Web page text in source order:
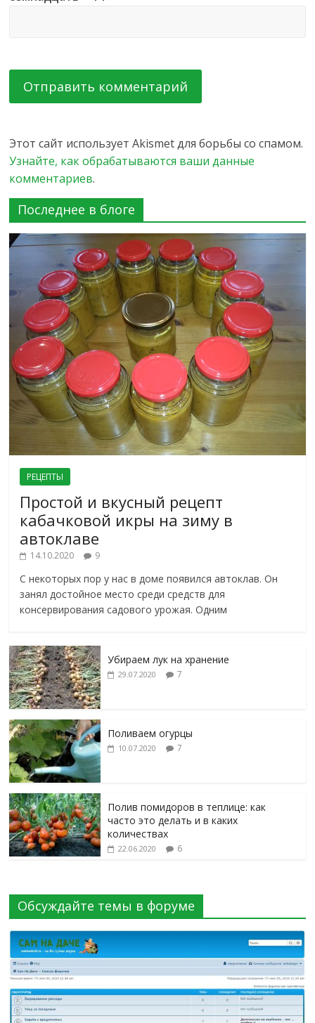
Этот сайт использует Akismet для борьбы со спамом.
Узнайте, как обрабатываются ваши данные
комментариев.
Последнее в блоге
РЕЦЕПТЫ
Простой и вкусный рецепт
кабачковой икры на зиму в
автоклаве
14.10.2020 9
С некоторых пор у нас в доме появился автоклав. Он
занял достойное место среди средств для
консервирования садового урожая. Одним
Убираем лук на хранение
29.07.2020 7
Поливаем огурцы
10.07.2020 7
Полив помидоров в теплице: как
часто это делать и в каких
количествах
22.06.2020 6
Обсуждайте темы в форуме